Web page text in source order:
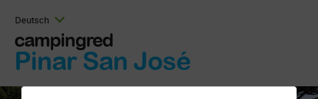
Deutsch
campingred
Pinar San José